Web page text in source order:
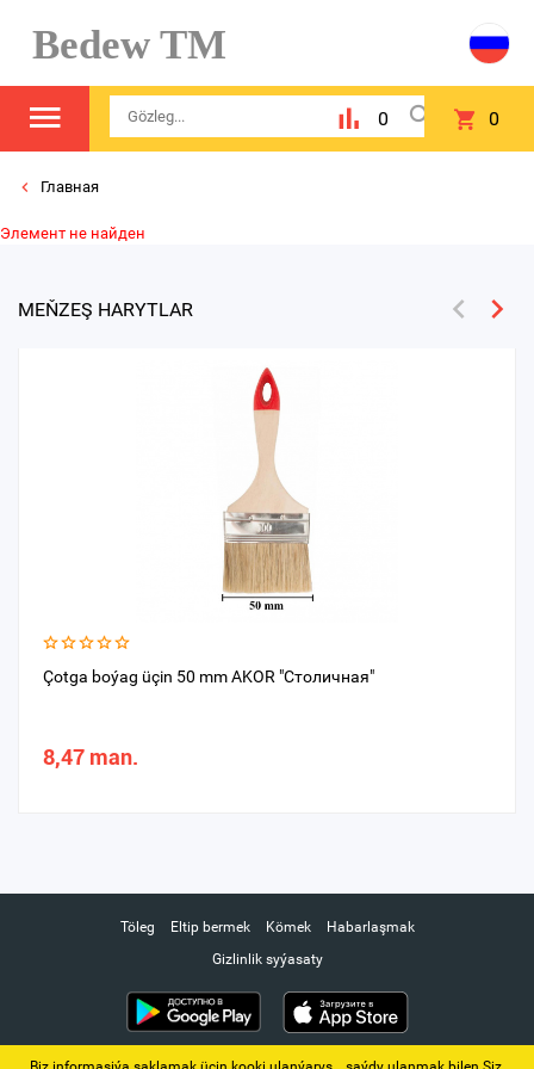
Bedew TM
0 0
Главная
Элемент не найден
MEŇZEŞ HARYTLAR
Çotga boýag üçin 50 mm AKOR "Столичная"
8,47 man.
Töleg Eltip bermek Kömek
Habarlaşmak
Gizlinlik syýasaty